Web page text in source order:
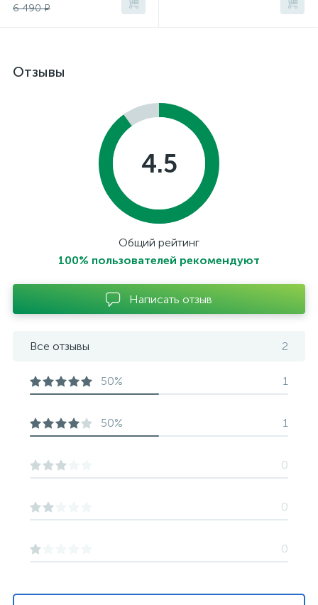
6 490 ₽
Отзывы
4.5
Общий рейтинг
100% пользователей рекомендуют
Написать отзыв
Все отзывы 2
50% 1
50% 1
0
0
0